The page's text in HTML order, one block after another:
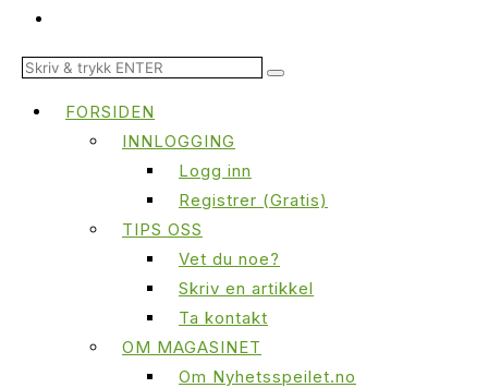
FORSIDEN
INNLOGGING
Logg inn
Registrer (Gratis)
TIPS OSS
Vet du noe?
Skriv en artikkel
Ta kontakt
OM MAGASINET
Om Nyhetsspeilet.no